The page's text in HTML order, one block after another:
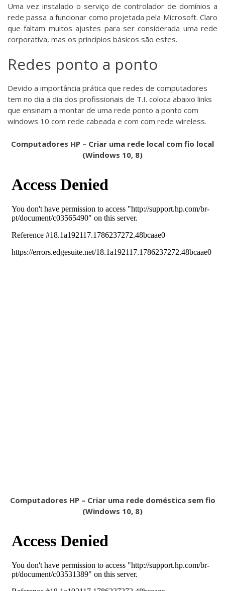
Uma vez instalado o serviço de controlador de domínios a
rede passa a funcionar como projetada pela Microsoft. Claro
que faltam muitos ajustes para ser considerada uma rede
corporativa, mas os princípios básicos são estes.
Redes ponto a ponto
Devido a importância prática que redes de computadores
tem no dia a dia dos profissionais de T.I. coloca abaixo links
que ensinam a montar de uma rede ponto a ponto com
windows 10 com rede cabeada e com com rede wireless.
Computadores HP – Criar uma rede local com fio local
(Windows 10, 8)
Computadores HP – Criar uma rede doméstica sem fio
(Windows 10, 8)